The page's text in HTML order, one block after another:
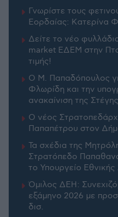
Γνωρίστε τους
Εορδαίας: Κατερίνα
Δείτε το νέο
market ΕΔΕΜ στην
τιμής!
Ο Μ. Παπαδόπουλος
Φλωρίδη και την
ανακαίνιση της
Ο νέος
Παπαπέτρου στον
Τα σχέδια της
Στρατόπεδο
το Υπουργείο
Όμιλος ΔΕΗ:
εξάμηνο 2026 με
δισ.